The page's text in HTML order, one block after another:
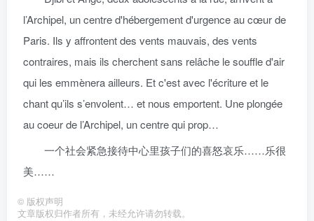
l’Archipel, un centre d'hébergement d'urgence au cœur de
Paris. Ils y affrontent des vents mauvais, des vents
contraires, mais ils cherchent sans relâche le souffle d'air
qui les emmènera ailleurs. Et c'est avec l'écriture et le
chant qu’ils s’envolent… et nous emportent. Une plongée
au coeur de l’Archipel, un centre qui prop…
一个社会紧急接待中心里孩子们的喜怒哀乐……乐很
美……
© 版权声明
文章版权归作者所有，未经允许请勿转载。